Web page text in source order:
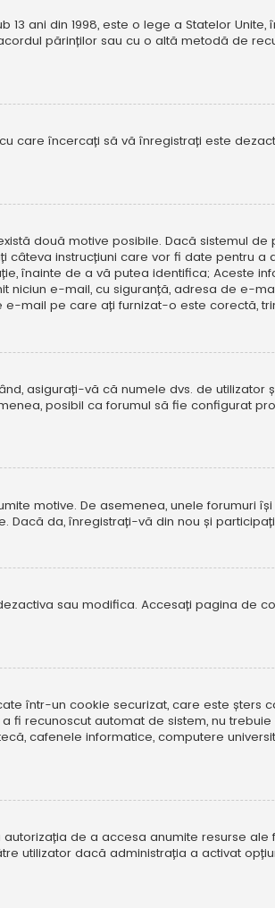
13 ani din 1998, este o lege a Statelor
părinților sau cu o altă metodă de
care încercați să vă înregistrați este
două motive posibile. Dacă sistemul
câteva instrucțiuni care vor fi date pentru a
înainte de a vă putea identifica; Aceste
niciun e-mail, cu siguranță, adresa de e-
mail pe care ați furnizat-o este corectă,
asigurați-vă că numele dvs. de utilizator
posibil ca forumul să fie configurat
motive. De asemenea, unele forumuri
da, înregistrați-vă din nou și
sau modifica. Accesați pagina de
într-un cookie securizat, care este șters
recunoscut automat de sistem, nu
cafenele informatice, computere
de a accesa anumite resurse ale
utilizator dacă administrația a activat